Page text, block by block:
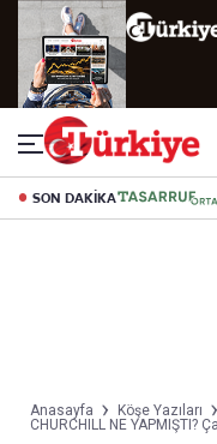
SON DAKİKA
Anasayfa
Köşe Yazıları
CHURCHILL NE YAPMIŞTI?